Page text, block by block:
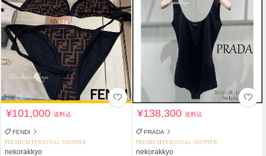
¥101,000送料込
FENDI
PREMIUM PERSONAL SHOPPER
nekorakkyo
¥138,300送料込
PRADA
PREMIUM PERSONAL SHOPPER
nekorakkyo